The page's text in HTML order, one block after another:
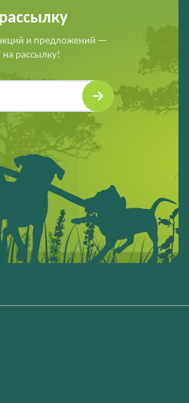
акций и предложений —
рассылку!